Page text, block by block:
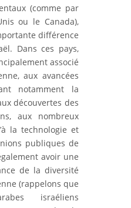
(comme par
ou le Canada),
différence
Dans ces pays,
associé
aux avancées
notamment la
découvertes des
aux nombreux
la technologie et
publiques de
avoir une
de la diversité
(rappelons que
israéliens